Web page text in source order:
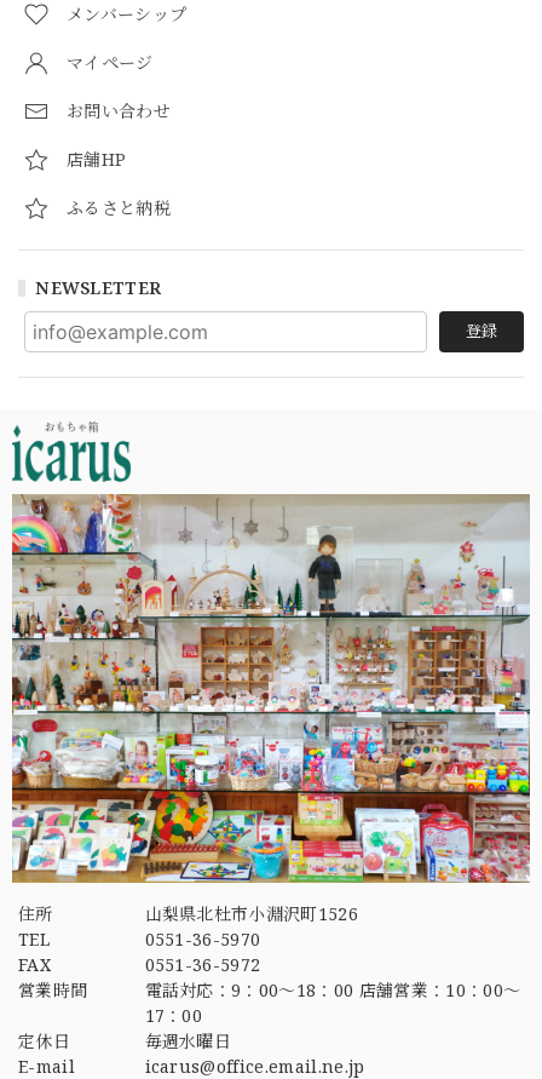
メンバーシップ
マイページ
お問い合わせ
店舗HP
ふるさと納税
NEWSLETTER
登録
住所
山梨県北杜市小淵沢町1526
TEL
0551-36-5970
FAX
0551-36-5972
営業時間
電話対応：9：00～18：00 店舗営業：10：00～
17：00
定休日
毎週水曜日
E-mail
icarus@office.email.ne.jp